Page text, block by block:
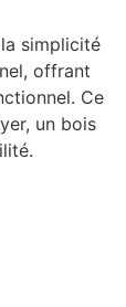
simplicité
offrant
Ce
un bois